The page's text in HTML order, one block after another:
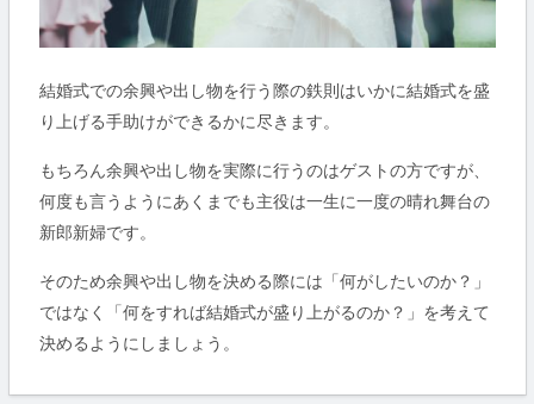
結婚式での余興や出し物を行う際の鉄則はいかに結婚式を盛
り上げる手助けができるかに尽きます。
もちろん余興や出し物を実際に行うのはゲストの方ですが、
何度も言うようにあくまでも主役は一生に一度の晴れ舞台の
新郎新婦です。
そのため余興や出し物を決める際には「何がしたいのか？」
ではなく「何をすれば結婚式が盛り上がるのか？」を考えて
決めるようにしましょう。